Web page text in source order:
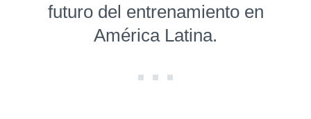
futuro del entre­namien­to en
América Latina.